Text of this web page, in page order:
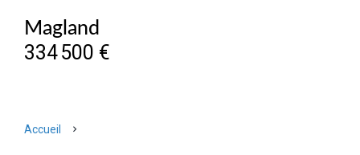
Magland
334 500 €
Accueil